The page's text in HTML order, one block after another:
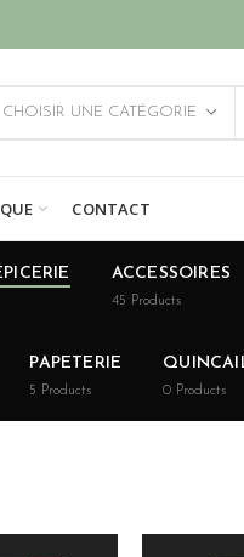
CHOISIR UNE CATÉGORIE
CONTACT
ACCESSOIRES
45 Products
PAPETERIE
5 Products 0 Products